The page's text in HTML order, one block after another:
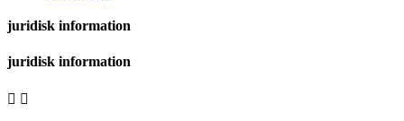
juridisk information
juridisk information
 